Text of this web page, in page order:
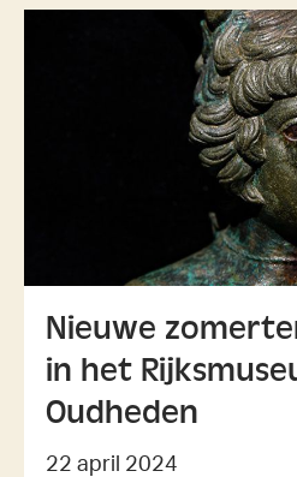
Nieuwe
in het
Oudheden
22 april 2024